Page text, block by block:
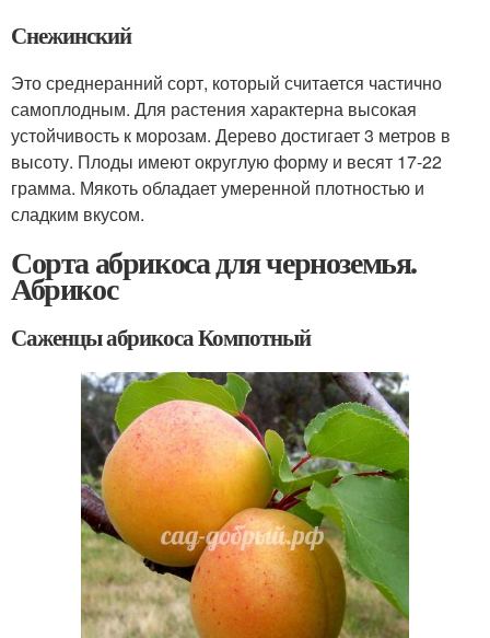
Снежинский
Это среднеранний сорт, который считается частично
самоплодным. Для растения характерна высокая
устойчивость к морозам. Дерево достигает 3 метров в
высоту. Плоды имеют округлую форму и весят 17-22
грамма. Мякоть обладает умеренной плотностью и
сладким вкусом.
Сорта абрикоса для черноземья.
Абрикос
Саженцы абрикоса Компотный